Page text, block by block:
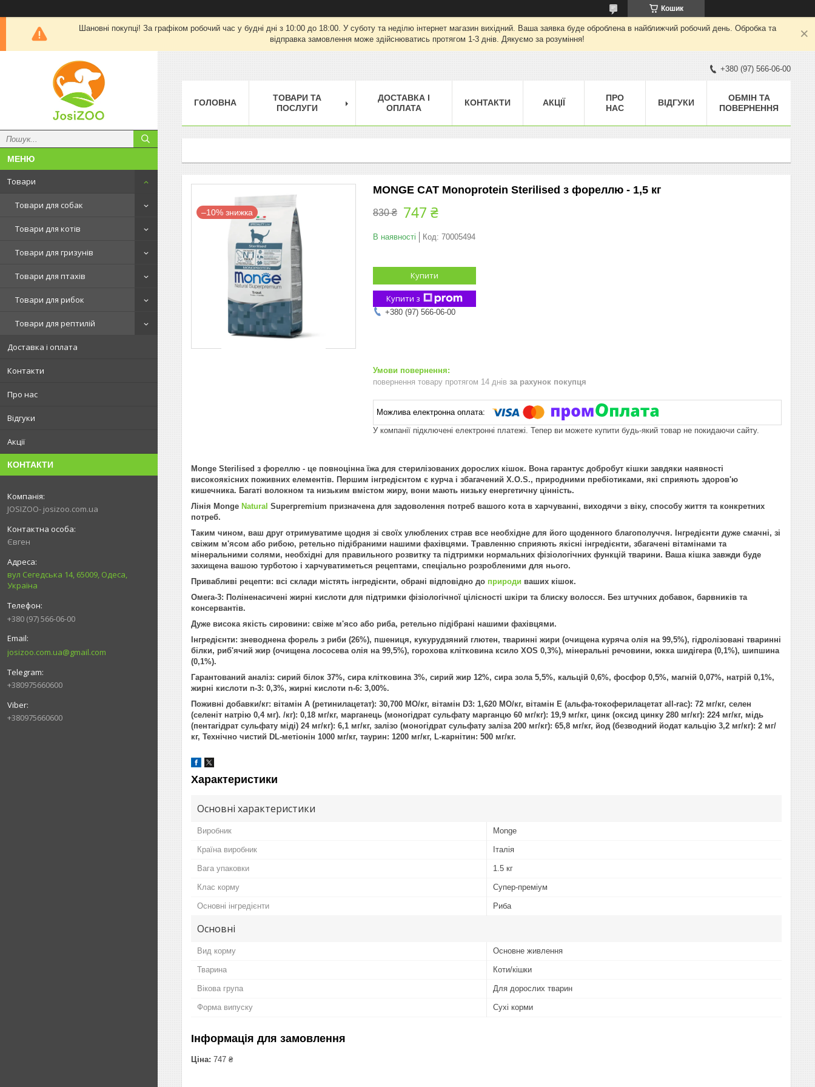
Кошик
Шановні покупці! За графіком робочий час у будні дні з 10:00 до 18:00. У суботу та неділю інтернет магазин вихідний. Ваша заявка буде оброблена в найближчий робочий день. Обробка та
відправка замовлення може здійснюватись протягом 1-3 днів. Дякуємо за розуміння!
Товари
Товари для собак
Товари для котів
Товари для гризунів
Товари для птахів
Товари для рибок
Товари для рептилій
Доставка і оплата
Контакти
Про нас
Відгуки
Акції
КОНТАКТИ
JOSIZOO- josizoo.com.ua
Євген
вул Сегедська 14, 65009, Одеса,
Україна
+380 (97) 566-06-00
josizoo.com.ua@gmail.com
+380975660600
+380975660600
+380 (97) 566-06-00
ГОЛОВНА
ТОВАРИ ТА
ПОСЛУГИ
ДОСТАВКА І
ОПЛАТА
КОНТАКТИ АКЦІЇ
ПРО
НАС
ВІДГУКИ
ОБМІН ТА
ПОВЕРНЕННЯ
–10%
MONGE CAT Monoprotein Sterilised з фореллю - 1,5 кг
830 ₴ 747 ₴
В наявності Код: 70005494
Купити
Купити з
+380 (97) 566-06-00
повернення товару протягом 14 днів за рахунок покупця
У компанії підключені електронні платежі. Тепер ви можете купити будь-який товар не покидаючи сайту.
Monge Sterilised з фореллю - це повноцінна їжа для стерилізованих дорослих кішок. Вона гарантує добробут кішки завдяки наявності
високоякісних поживних елементів. Першим інгредієнтом є курча і збагачений X.O.S., природними пребіотиками, які сприяють здоров'ю
кишечника. Багаті волокном та низьким вмістом жиру, вони мають низьку енергетичну цінність.
Лінія Monge Natural Superpremium призначена для задоволення потреб вашого кота в харчуванні, виходячи з віку, способу життя та конкретних
потреб.
Таким чином, ваш друг отримуватиме щодня зі своїх улюблених страв все необхідне для його щоденного благополуччя. Інгредієнти дуже смачні, зі
свіжим м'ясом або рибою, ретельно підібраними нашими фахівцями. Травленню сприяють якісні інгредієнти, збагачені вітамінами та
мінеральними солями, необхідні для правильного розвитку та підтримки нормальних фізіологічних функцій тварини. Ваша кішка завжди буде
захищена вашою турботою і харчуватиметься рецептами, спеціально розробленими для нього.
Привабливі рецепти: всі склади містять інгредієнти, обрані відповідно до природи ваших кішок.
Омега-3: Поліненасичені жирні кислоти для підтримки фізіологічної цілісності шкіри та блиску волосся. Без штучних добавок, барвників та
консервантів.
Дуже висока якість сировини: свіже м'ясо або риба, ретельно підібрані нашими фахівцями.
Інгредієнти: зневоднена форель з риби (26%), пшениця, кукурудзяний глютен, тваринні жири (очищена куряча олія на 99,5%), гідролізовані тваринні
білки, риб'ячий жир (очищена лососева олія на 99,5%), горохова клітковина ксило XOS 0,3%), мінеральні речовини, юкка шидігера (0,1%), шипшина
(0,1%).
Гарантований аналіз: сирий білок 37%, сира клітковина 3%, сирий жир 12%, сира зола 5,5%, кальцій 0,6%, фосфор 0,5%, магній 0,07%, натрій 0,1%,
жирні кислоти n-3: 0,3%, жирні кислоти n-6: 3,00%.
Поживні добавки/кг: вітамін А (ретинилацетат): 30,700 МО/кг, вітамін D3: 1,620 МО/кг, вітамін Е (альфа-токоферилацетат all-rac): 72 мг/кг, селен
(селеніт натрію 0,4 мг). /кг): 0,18 мг/кг, марганець (моногідрат сульфату марганцю 60 мг/кг): 19,9 мг/кг, цинк (оксид цинку 280 мг/кг): 224 мг/кг, мідь
(пентагідрат сульфату міді) 24 мг/кг): 6,1 мг/кг, залізо (моногідрат сульфату заліза 200 мг/кг): 65,8 мг/кг, йод (безводний йодат кальцію 3,2 мг/кг): 2 мг/
кг, Технічно чистий DL-метіонін 1000 мг/кг, таурин: 1200 мг/кг, L-карнітин: 500 мг/кг.
Характеристики
Основні характеристики
Виробник Monge
Країна виробник Італія
Вага упаковки 1.5 кг
Клас корму Супер-преміум
Основні інгредієнти Риба
Основні
Вид корму Основне живлення
Тварина Коти/кішки
Вікова група Для дорослих тварин
Форма випуску Сухі корми
Інформація для замовлення
Ціна: 747 ₴